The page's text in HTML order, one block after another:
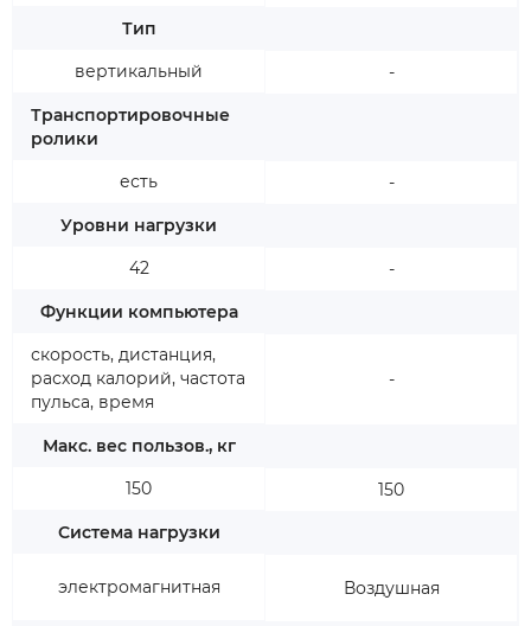
Тип
вертикальный
Транспортировочные
ролики
есть
Уровни нагрузки
42
Функции компьютера
скорость, дистанция,
расход калорий, частота
пульса, время
Макс. вес пользов., кг
150
Система нагрузки
электромагнитная
-
-
-
-
150
Воздушная